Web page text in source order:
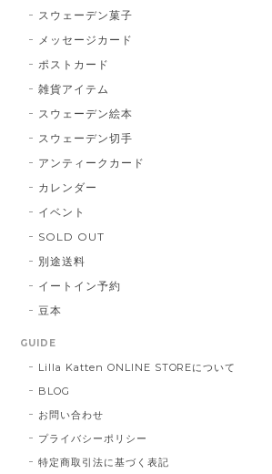
スウェーデン菓子
メッセージカード
ポストカード
雑貨アイテム
スウェーデン絵本
スウェーデン切手
アンティークカード
カレンダー
イベント
SOLD OUT
別途送料
イートイン予約
豆本
GUIDE
Lilla Katten ONLINE STOREについて
BLOG
お問い合わせ
プライバシーポリシー
特定商取引法に基づく表記